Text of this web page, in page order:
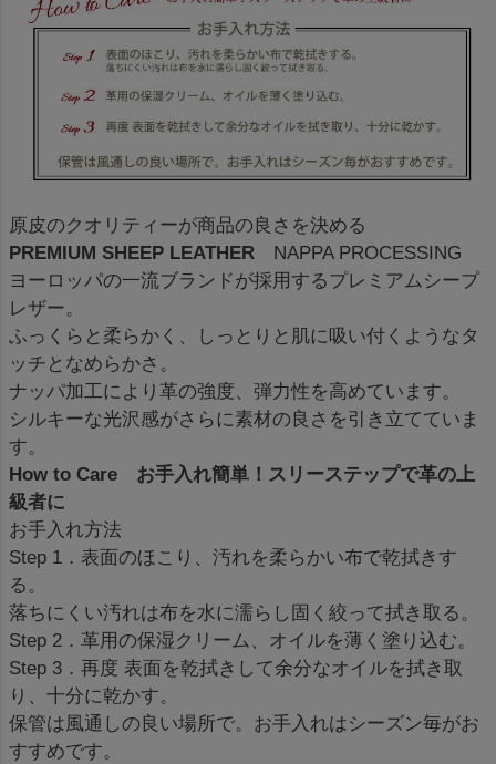
原皮のクオリティーが商品の良さを決める
PREMIUM SHEEP LEATHER NAPPA PROCESSING
ヨーロッパの一流ブランドが採用するプレミアムシープ
レザー。
ふっくらと柔らかく、しっとりと肌に吸い付くようなタ
ッチとなめらかさ。
ナッパ加工により革の強度、弾力性を高めています。
シルキーな光沢感がさらに素材の良さを引き立てていま
す。
How to Care お手入れ簡単！スリーステップで革の上
級者に
お手入れ方法
Step 1．表面のほこり、汚れを柔らかい布で乾拭きす
る。
落ちにくい汚れは布を水に濡らし固く絞って拭き取る。
Step 2．革用の保湿クリーム、オイルを薄く塗り込む。
Step 3．再度 表面を乾拭きして余分なオイルを拭き取
り、十分に乾かす。
保管は風通しの良い場所で。お手入れはシーズン毎がお
すすめです。